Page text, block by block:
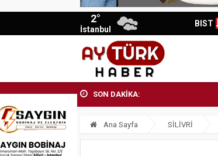
2°
İstanbul
BIST
SON DAKİKA:
Ana Sayfa SİLİVRİ